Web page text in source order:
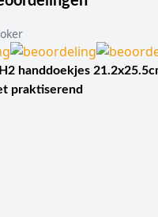
handdoekjes
praktiserend